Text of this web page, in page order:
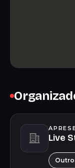
Live